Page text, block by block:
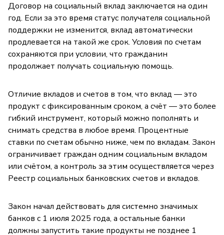
Договор на социальный вклад заключается на один
год. Если за это время статус получателя социальной
поддержки не изменится, вклад автоматически
продлевается на такой же срок. Условия по счетам
сохраняются при условии, что гражданин
продолжает получать социальную помощь.
Отличие вкладов и счетов в том, что вклад — это
продукт с фиксированным сроком, а счёт — это более
гибкий инструмент, который можно пополнять и
снимать средства в любое время. Процентные
ставки по счетам обычно ниже, чем по вкладам. Закон
ограничивает граждан одним социальным вкладом
или счётом, а контроль за этим осуществляется через
Реестр социальных банковских счетов и вкладов.
Закон начал действовать для системно значимых
банков с 1 июля 2025 года, а остальные банки
должны запустить такие продукты не позднее 1